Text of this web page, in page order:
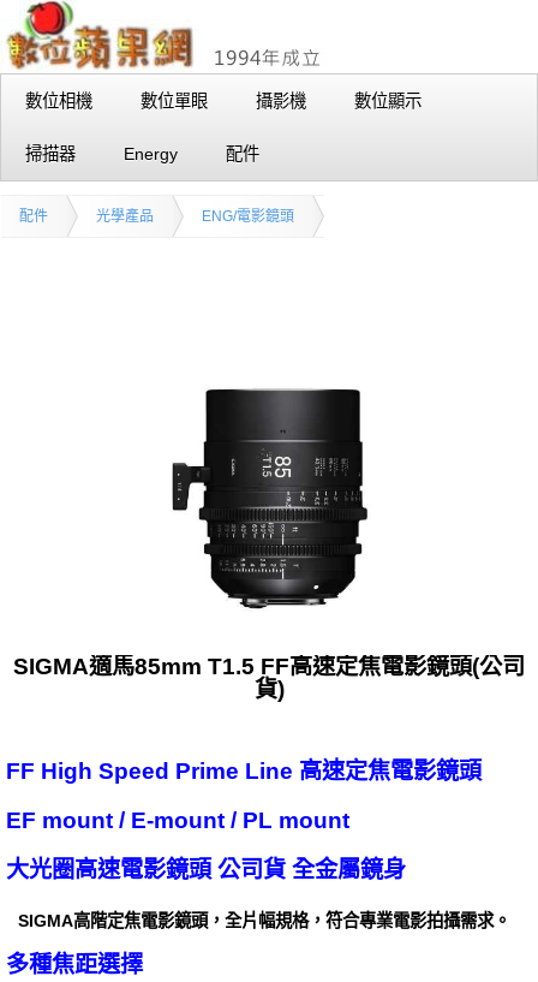
數位相機 數位單眼 攝影機 數位顯示
掃描器 Energy 配件
配件 光學產品 ENG/電影鏡頭
SIGMA適馬85mm T1.5 FF高速定焦電影鏡頭(公司
貨)
FF High Speed Prime Line 高速定焦電影鏡頭
EF mount / E-mount / PL mount
大光圈高速電影鏡頭 公司貨 全金屬鏡身
SIGMA高階定焦電影鏡頭，全片幅規格，符合專業電影拍攝需求。
多種焦距選擇